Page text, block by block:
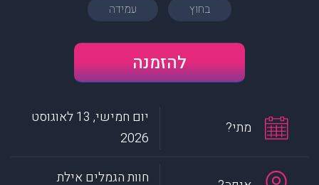
בחוץ עמידה
להזמנה
מתי?
יום חמישי, 13 לאוגוסט
2026
חוות הגמלים אילת